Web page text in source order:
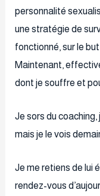
personnalité
une stratégie de
fonctionné, sur le
Maintenant,
dont je souffre et
Je sors du
mais je le vois
Je me retiens de lui
rendez-vous